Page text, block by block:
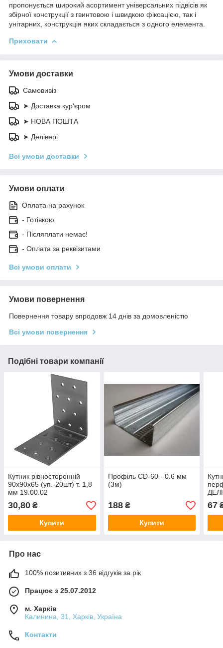
пропонується широкий асортимент універсальних підвісів як
збірної конструкції з гвинтовою і швидкою фіксацією, так і
унітарних, конструкція яких складається з одного елемента.
Приховати
Умови доставки
Самовивіз
➤ Доставка кур'єром
➤ НОВА ПОШТА
➤ Делівері
Всі умови доставки
Умови оплати
Оплата на рахунок
- Готівкою
- Післяплати немає!
- Оплата за реквізитами
Всі умови оплати
Умови повернення
Повернення товару впродовж 14 днів за домовленістю
Всі умови повернення
Подібні товари компанії
Кутник рівносторонній
90х90х65 (уп.-20шт) т. 1,8
мм 19.00.02
30,80 ₴
Купити
Профіль CD-60 - 0.6 мм
(3м)
188₴
Купити
2,5
67
Про нас
100% позитивних з 36 відгуків за рік
Працює з 25.07.2012
м. Харків
Калинина, 31, Харків, Україна
Контакти